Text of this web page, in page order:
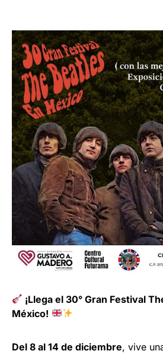
¡Llega el 30° Gran Festival
México!
Del 8 al 14 de diciembre, vive